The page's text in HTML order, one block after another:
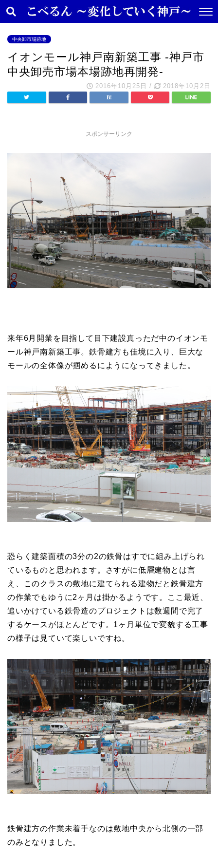
中央卸市場跡地
イオンモール神戸南新築工事 -神戸市
中央卸売市場本場跡地再開発-
2016年10月25日 / 2018年10月2日
スポンサーリンク
来年6月開業を目指して目下建設真っただ中のイオンモ
ール神戸南新築工事。鉄骨建方も佳境に入り、巨大な
モールの全体像が掴めるにようになってきました。
恐らく建築面積の3分の2の鉄骨はすでに組み上げられ
ているものと思われます。さすがに低層建物とは言
え、このクラスの敷地に建てられる建物だと鉄骨建方
の作業でもゆうに2ヶ月は掛かるようです。ここ最近、
追いかけている鉄骨造のプロジェクトは数週間で完了
するケースがほとんどです。1ヶ月単位で変貌する工事
の様子は見ていて楽しいですね。
鉄骨建方の作業未着手なのは敷地中央から北側の一部
のみとなりました。